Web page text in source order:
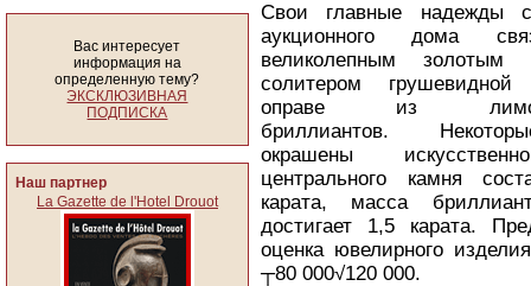
Вас интересует
информация на
определенную тему?
ЭКСКЛЮЗИВНАЯ
ПОДПИСКА
Наш партнер
La Gazette de l'Hotel Drouot
Свои главные надежды
аукционного дома
великолепным
солитером
оправе из
бриллиантов.
окрашены
центрального камня
карата, масса
достигает 1,5 карата.
оценка ювелирного
┬80 000√120 000.